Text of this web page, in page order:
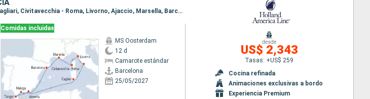
Itinerario : Barcelona, Malaga, Tánger, Almeria, Cagliari, Civitavecchia - Roma, Livorno, Ajaccio, Marsella, Barcelona
Comidas incluidas
MS Oosterdam
12 d
Camarote estándar
Barcelona
25/05/2027
desde
US$ 2,343
Tasas: +US$ 259
Cocina refinada
Animaciones exclusivas a bordo
Experiencia Premium